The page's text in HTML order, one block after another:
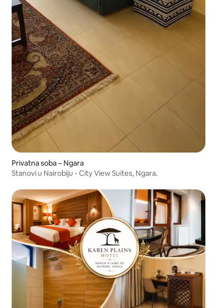
Privatna soba – Ngara
Stanovi u Nairobiju - City View Suites, Ngara.